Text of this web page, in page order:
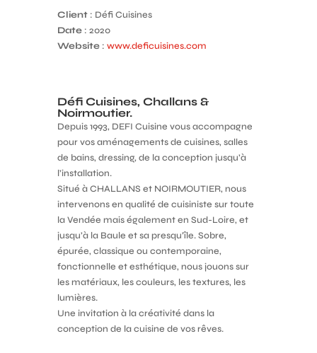
Client : Défi Cuisines
Date : 2020
Website: www.deficuisines.com
Défi Cuisines, Challans &
Noirmoutier.
Depuis 1993, DEFI Cuisine vous accompagne
pour vos aménagements de cuisines, salles
de bains, dressing, de la conception jusqu’à
l’installation.
Situé à CHALLANS et NOIRMOUTIER, nous
intervenons en qualité de cuisiniste sur toute
la Vendée mais également en Sud-Loire, et
jusqu’à la Baule et sa presqu’île. Sobre,
épurée, classique ou contemporaine,
fonctionnelle et esthétique, nous jouons sur
les matériaux, les couleurs, les textures, les
lumières.
Une invitation à la créativité dans la
conception de la cuisine de vos rêves.